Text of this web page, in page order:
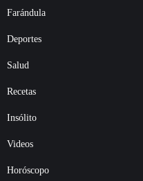
Farándula
Deportes
Salud
Recetas
Insólito
Videos
Horóscopo